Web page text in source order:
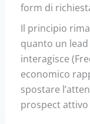
form di
Il principio
quanto un
interagisce
economico
spostare
prospect